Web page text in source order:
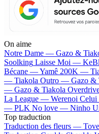
On aime
Notre Dame — Gazo &
Soolking Laisse Moi —
Bécane —Yamê 200K —
— Tiakola Outro — Gazo &
— Gazo & Tiakola
La League — Werenoi
— PLK No love — Ninho
Top traduction
Traduction des fleurs —